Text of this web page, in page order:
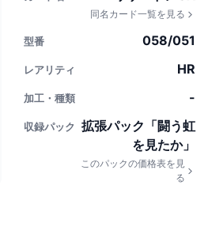
同名カード一覧を見る
型番 058/051
レアリティ HR
加工・種類 -
収録パック
拡張パック「闘う虹
を見たか」
このパックの価格表を見
る